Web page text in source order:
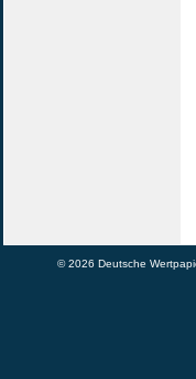
© 2026 Deutsche